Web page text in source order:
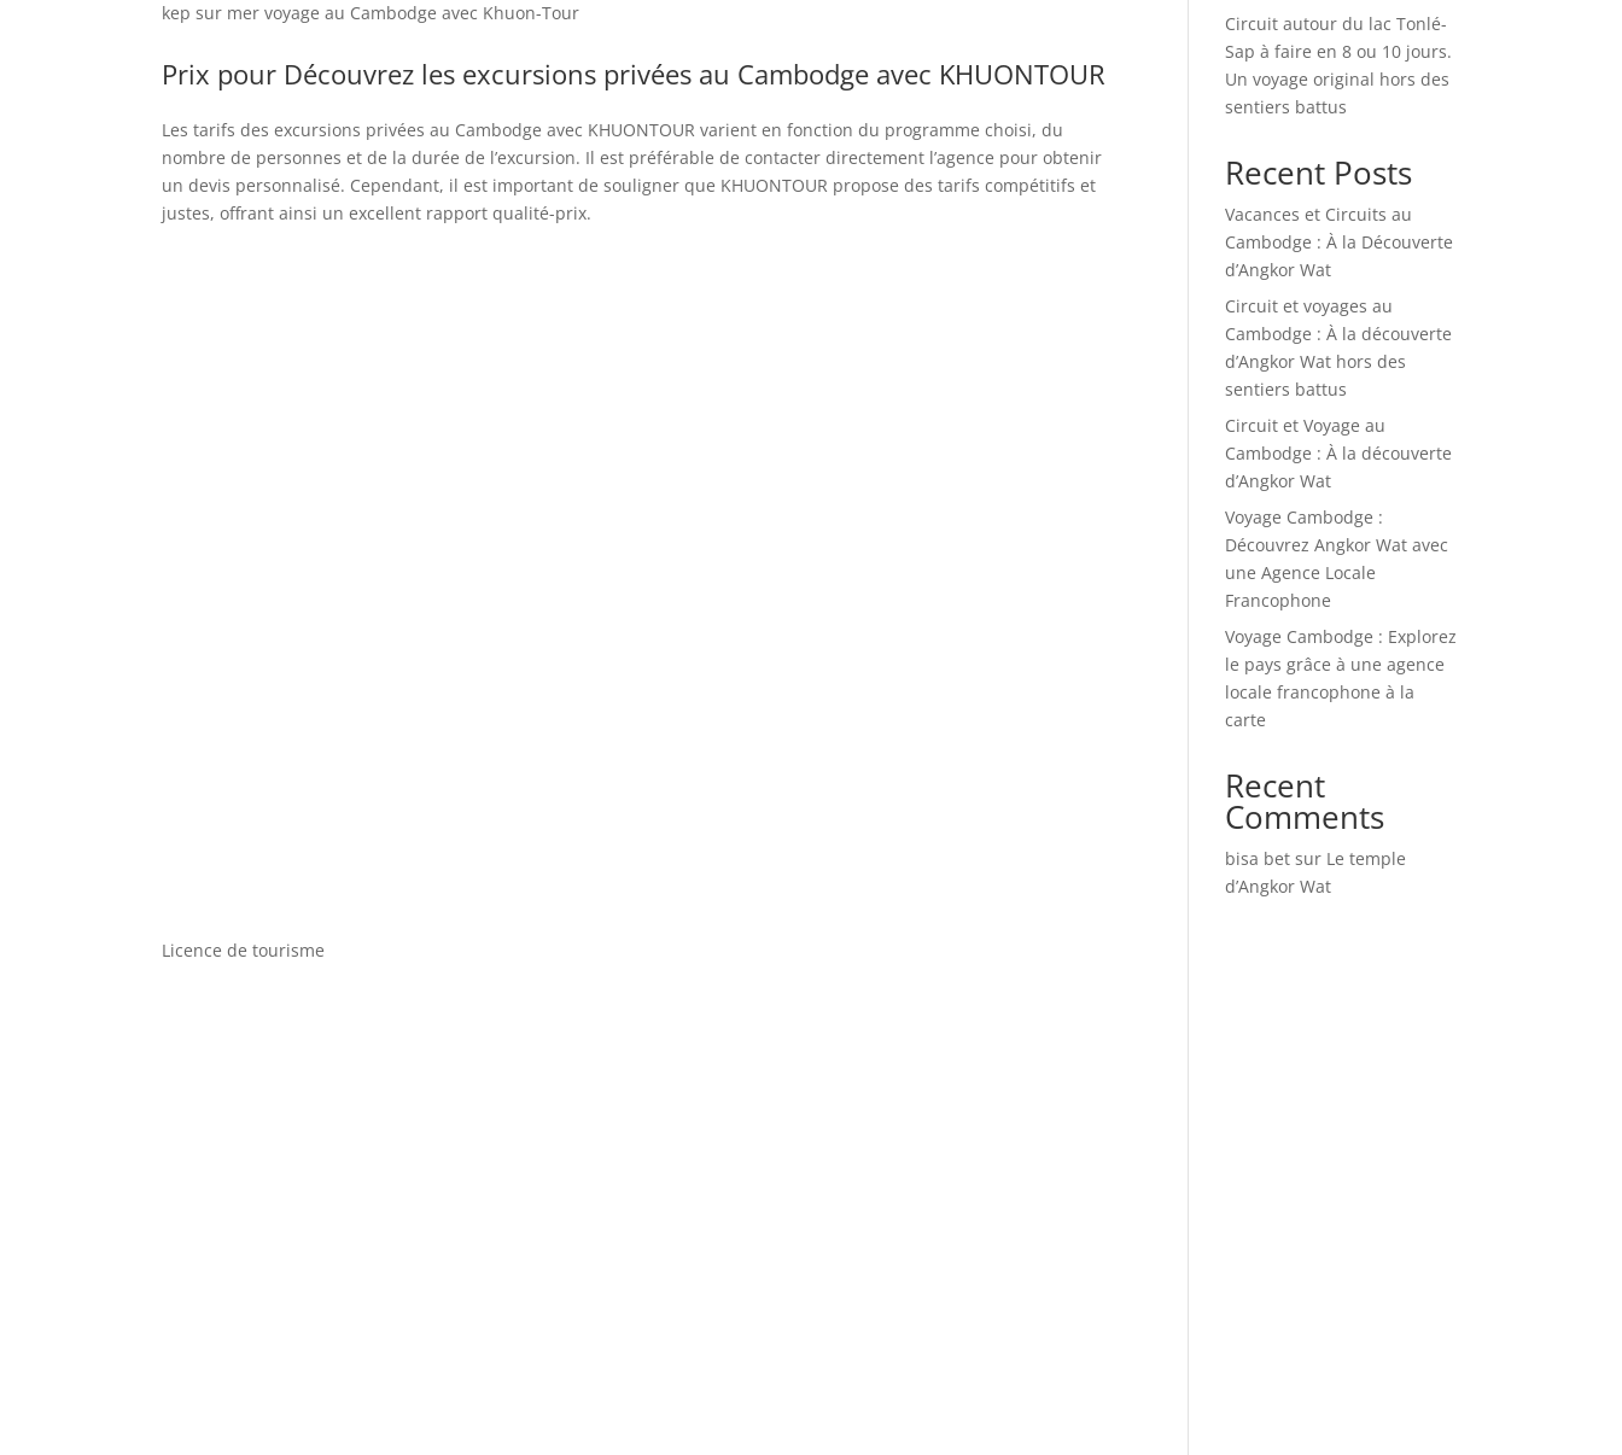
kep sur mer voyage au Cambodge avec Khuon-Tour
Prix pour Découvrez les excursions privées au Cambodge avec KHUONTOUR
Les tarifs des excursions privées au Cambodge avec KHUONTOUR varient en fonction du programme choisi, du
nombre de personnes et de la durée de l’excursion. Il est préférable de contacter directement l’agence pour obtenir
un devis personnalisé. Cependant, il est important de souligner que KHUONTOUR propose des tarifs compétitifs et
justes, offrant ainsi un excellent rapport qualité-prix.
Licence de tourisme
Circuit autour du lac Tonlé-
Sap à faire en 8 ou 10 jours.
Un voyage original hors des
sentiers battus
Recent Posts
Vacances et Circuits au
Cambodge : À la Découverte
d’Angkor Wat
Circuit et voyages au
Cambodge : À la découverte
d’Angkor Wat hors des
sentiers battus
Circuit et Voyage au
Cambodge : À la découverte
d’Angkor Wat
Voyage Cambodge :
Découvrez Angkor Wat avec
une Agence Locale
Francophone
Voyage Cambodge : Explorez
le pays grâce à une agence
locale francophone à la
carte
Recent
Comments
bisa bet sur Le temple
d’Angkor Wat